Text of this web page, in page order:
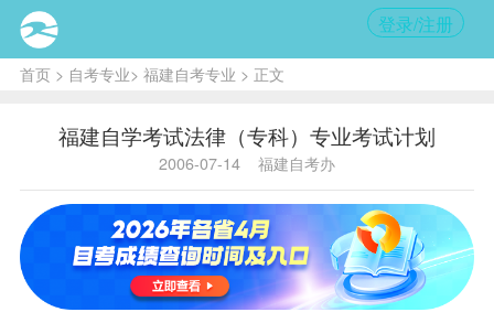
登录/注册
首页> 自考专业> 福建自考专业 > 正文
福建自学考试法律（专科）专业考试计划
2006-07-14 福建自考办